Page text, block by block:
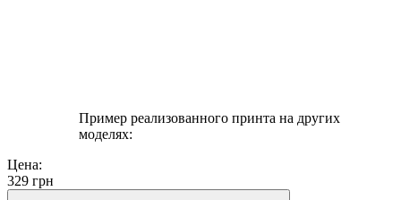
Пример реализованного принта на других
моделях:
Цена:
329 грн